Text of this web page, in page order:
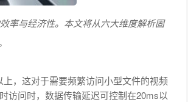
率与经济性。本文将从六大维度解析固
，这对于需要频繁访问小型文件的视频
访问时，数据传输延迟可控制在20ms以